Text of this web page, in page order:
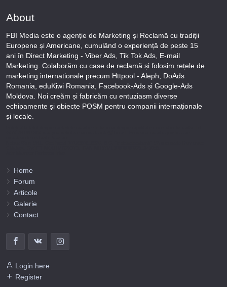
About
FBI Media este o agenție de Marketing și Reclamă cu tradiții
Europene și Americane, cumulând o experiență de peste 15
ani în Direct Marketing - Viber Ads, Tik Tok Ads, E-mail
Marketing. Colaborăm cu case de reclamă și folosim rețele de
marketing internationale precum Httpool - Aleph, DoAds
Romania, eduKiwi Romania, Facebook-Ads și Google-Ads
Moldova. Noi creăm și fabricăm cu entuziasm diverse
echipamente și obiecte POSM pentru companii internaționale
și locale.
Home
Forum
Articole
Galerie
Contact
Login here
Register